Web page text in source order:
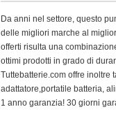
Da anni nel settore, questo
delle migliori marche al
offerti risulta una
ottimi prodotti in grado di
Tuttebatterie.com offre inoltre
adattatore,portatile batteria,
1 anno garanzia! 30 giorni